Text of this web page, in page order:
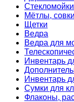
Мётлы,
Щетки
Ведра
Ведра для
Инвентарь
Инвентарь
Сумки для
Флаконы,